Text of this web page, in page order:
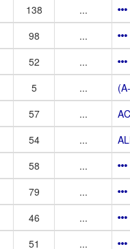
138
...
98
...
52
...
5 ...
57 ...
54 ...
58
...
79
...
46
...
51
...